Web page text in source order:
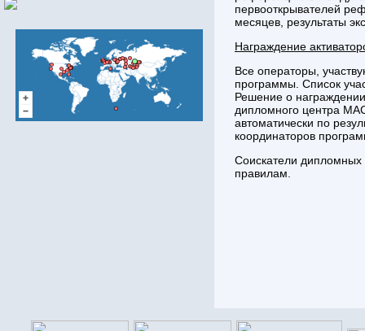
первооткрывателей
месяцев, результаты
Награждение
Все операторы,
программы. Список
Решение о
дипломного центра
автоматически по
координаторов
Соискатели
правилам.